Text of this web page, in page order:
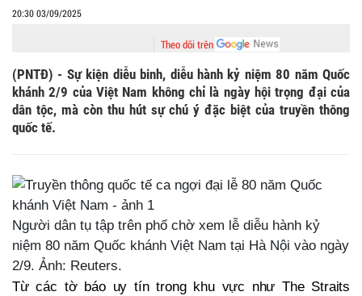
20:30 03/09/2025
Theo dõi trên
(PNTĐ) - Sự kiện diễu binh, diễu hành kỷ niệm 80 năm Quốc
khánh 2/9 của Việt Nam không chỉ là ngày hội trọng đại của
dân tộc, mà còn thu hút sự chú ý đặc biệt của truyền thông
quốc tế.
Người dân tụ tập trên phố chờ xem lễ diễu hành kỷ
niệm 80 năm Quốc khánh Việt Nam tại Hà Nội vào ngày
2/9. Ảnh: Reuters.
Từ các tờ báo uy tín trong khu vực như The Straits